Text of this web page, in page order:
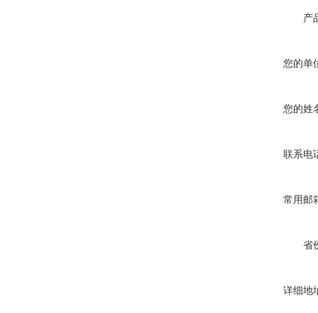
产
您的单
您的姓
联系电
常用邮
省
详细地